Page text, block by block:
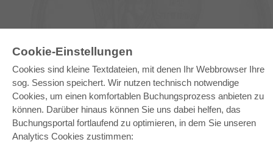
Cookie-Einstellungen
Cookies sind kleine Textdateien, mit denen Ihr Webbrowser Ihre
sog. Session speichert. Wir nutzen technisch notwendige
Cookies, um einen komfortablen Buchungsprozess anbieten zu
können. Darüber hinaus können Sie uns dabei helfen, das
Buchungsportal fortlaufend zu optimieren, in dem Sie unseren
Analytics Cookies zustimmen:
E-COLLECTION
Gesamtpaket
Fachbereichspakete
Pick & Choose
Bereitstellung von E-Books
Häufig gestellte Fragen (FAQ)
WEBSHOP